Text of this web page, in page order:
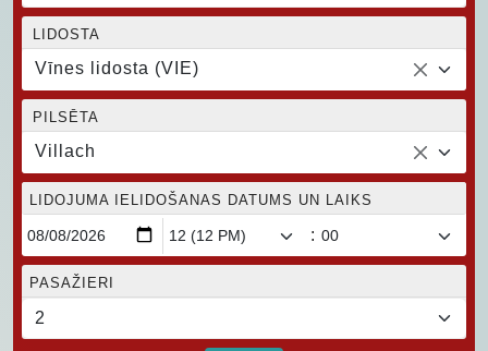
LIDOSTA
Vīnes lidosta (VIE)
PILSĒTA
Villach
LIDOJUMA IELIDOŠANAS DATUMS UN LAIKS
:
PASAŽIERI